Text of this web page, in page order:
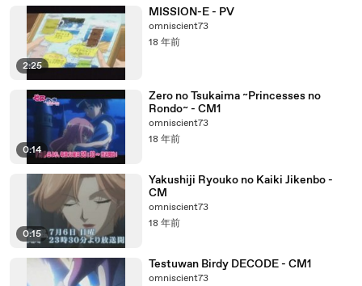
2:25
MISSION-E - PV
omniscient73
18 年前
0:14
Zero no Tsukaima ~Princesses no
Rondo~ - CM1
omniscient73
18 年前
0:15
Yakushiji Ryouko no Kaiki Jikenbo -
CM
omniscient73
18 年前
Testuwan Birdy DECODE - CM1
omniscient73